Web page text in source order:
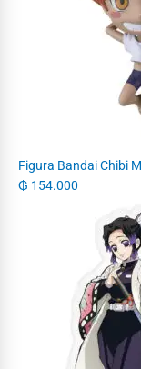
Figura Bandai Chibi
₲ 154.000